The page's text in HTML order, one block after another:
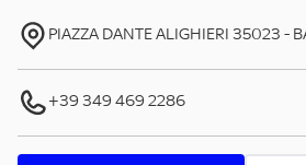
PIAZZA DANTE ALIGHIERI 35023 -
+39 349 469 2286